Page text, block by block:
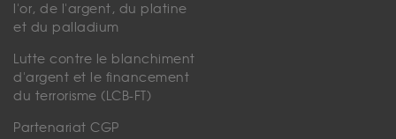
l'or, de l'argent, du platine
et du palladium
Lutte contre le blanchiment
d'argent et le financement
du terrorisme (LCB-FT)
Partenariat CGP